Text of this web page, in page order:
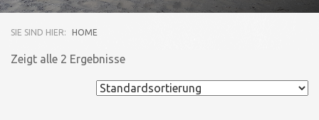
SIE SIND HIER: HOME
Zeigt alle 2 Ergebnisse